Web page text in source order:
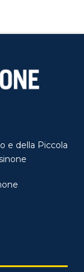
e della Piccola